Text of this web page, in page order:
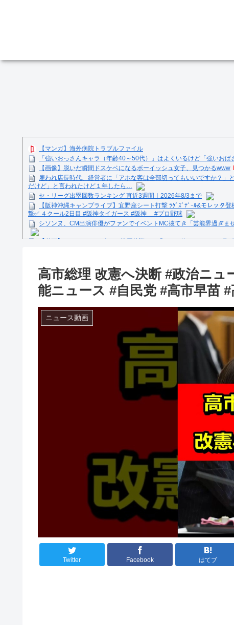
【マンガ】海外病院トラブルファイル
「強いおっさんキャラ（年齢40～50代）」はよくいるけど「強いお
【画像】脱いだ瞬間ドスケベになるボーイッシュ女子、見つかるwww
雇われ店長時代、経営者に「アホな客は全部切ってもいいですか？」
だけど」と言われたけど１年したら…
セ・リーグ出塁回数ランキング 直近3週間｜2026年8/3まで
【阪神沖縄キャンプライブ】宜野座シート打撃 ﾗｸﾞｽﾞﾃﾞｰﾙ&モレッタ
撃✅ ４クール2日目 #阪神タイガース #阪神 #プロ野球
シソンヌ、CM出演俳優がファンでイベントMC抜てき「芸能界過ぎま
【動画】セレモニアルピッチ 菅原茉椰さん「とても悔しいです」7月
【文春砲】松山千春のあの曲が……参院選自民候補の応援で公選法違反
Powered by livedoor 相互RSS
高市総理 改憲へ決断 #政治ニ
能ニュース #自民党 #高市早苗
ニュース動画
Twitter Facebook はてブ